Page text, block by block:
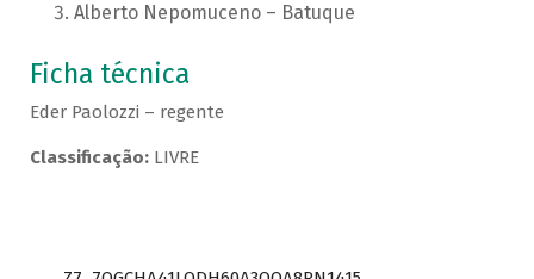
Alberto Nepomuceno – Batuque
Ficha técnica
Eder Paolozzi – regente
Classificação:LIVRE